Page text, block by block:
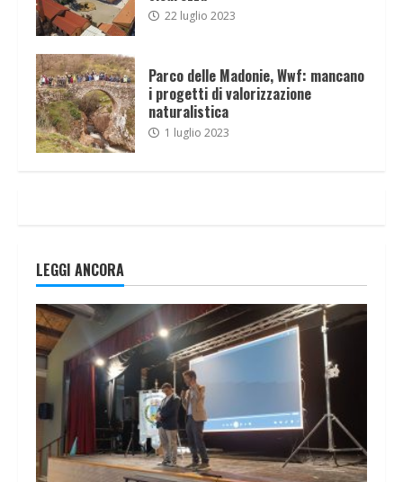
22 luglio 2023
Parco delle Madonie, Wwf: mancano
i progetti di valorizzazione
naturalistica
1 luglio 2023
LEGGI ANCORA